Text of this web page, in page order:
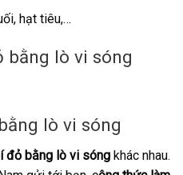
hạt tiêu,…
lò vi sóng
đỏ bằng lò vi sóng khác nhau.